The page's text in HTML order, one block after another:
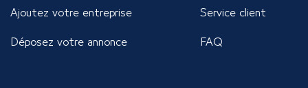
Ajoutez votre entreprise
Déposez votre annonce
Service client
FAQ